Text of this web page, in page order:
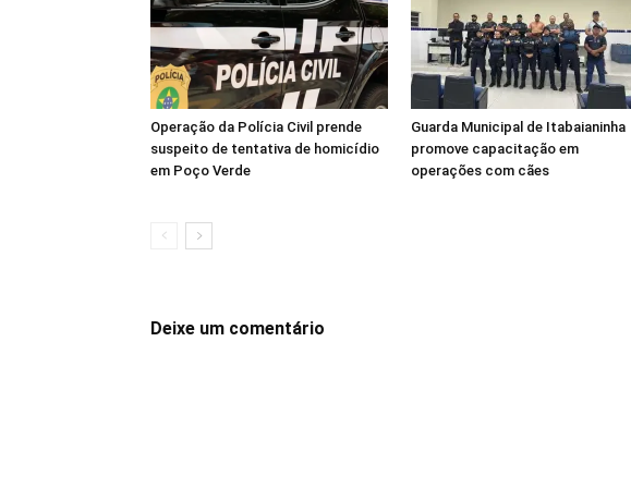
Operação da Polícia Civil prende
suspeito de tentativa de homicídio
em Poço Verde
Guarda Municipal de Itabaianinha
promove capacitação em
operações com cães
Deixe um comentário